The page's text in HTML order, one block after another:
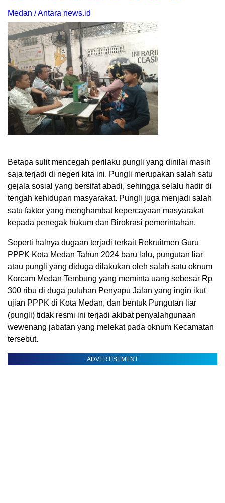
Medan / Antara news.id
Betapa sulit mencegah perilaku pungli yang dinilai masih
saja terjadi di negeri kita ini. Pungli merupakan salah satu
gejala sosial yang bersifat abadi, sehingga selalu hadir di
tengah kehidupan masyarakat. Pungli juga menjadi salah
satu faktor yang menghambat kepercayaan masyarakat
kepada penegak hukum dan Birokrasi pemerintahan.
Seperti halnya dugaan terjadi terkait Rekruitmen Guru
PPPK Kota Medan Tahun 2024 baru lalu, pungutan liar
atau pungli yang diduga dilakukan oleh salah satu oknum
Korcam Medan Tembung yang meminta uang sebesar Rp
300 ribu di duga puluhan Penyapu Jalan yang ingin ikut
ujian PPPK di Kota Medan, dan bentuk Pungutan liar
(pungli) tidak resmi ini terjadi akibat penyalahgunaan
wewenang jabatan yang melekat pada oknum Kecamatan
tersebut.
ADVERTISEMENT